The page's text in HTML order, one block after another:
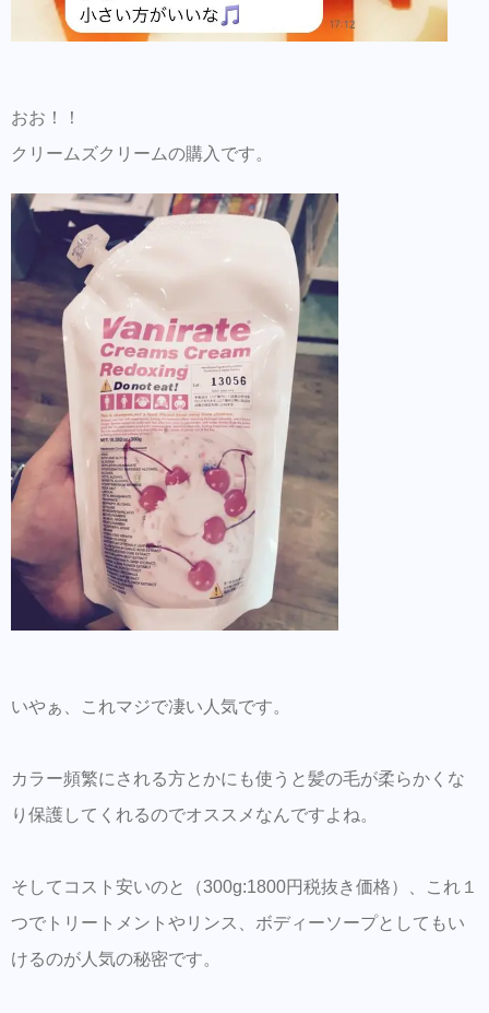
おお！！
クリームズクリームの購入です。
いやぁ、これマジで凄い人気です。
カラー頻繁にされる方とかにも使うと髪の毛が柔らかくな
り保護してくれるのでオススメなんですよね。
そしてコスト安いのと（300g:1800円税抜き価格）、これ１
つでトリートメントやリンス、ボディーソープとしてもい
けるのが人気の秘密です。